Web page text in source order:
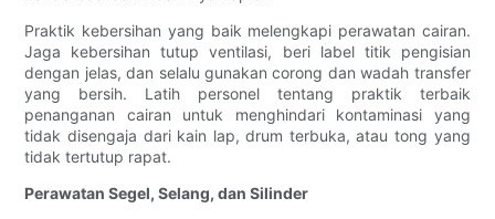
Praktik kebersihan yang baik melengkapi perawatan cairan.
Jaga kebersihan tutup ventilasi, beri label titik pengisian
dengan jelas, dan selalu gunakan corong dan wadah transfer
yang bersih. Latih personel tentang praktik terbaik
penanganan cairan untuk menghindari kontaminasi yang
tidak disengaja dari kain lap, drum terbuka, atau tong yang
tidak tertutup rapat.
Perawatan Segel, Selang, dan Silinder